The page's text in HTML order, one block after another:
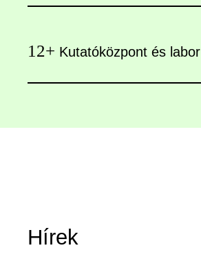
12+ Kutatóközpont és labor
Hírek